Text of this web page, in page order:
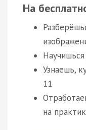
На
Узнаешь,
11
на